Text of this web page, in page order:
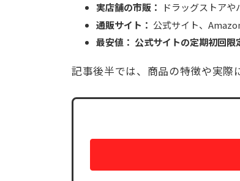
実店舗の市販：
ドラッグストア
通販サイト： 公式サイト、
最安値： 公式サイトの定期初回
記事後半では、商品の特徴や実